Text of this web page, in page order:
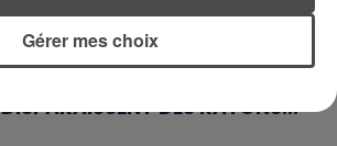
6 août 2026
CANICULE : POURQUOI LES
DISPARAISSENT DES RAYONS...
Gérer mes choix